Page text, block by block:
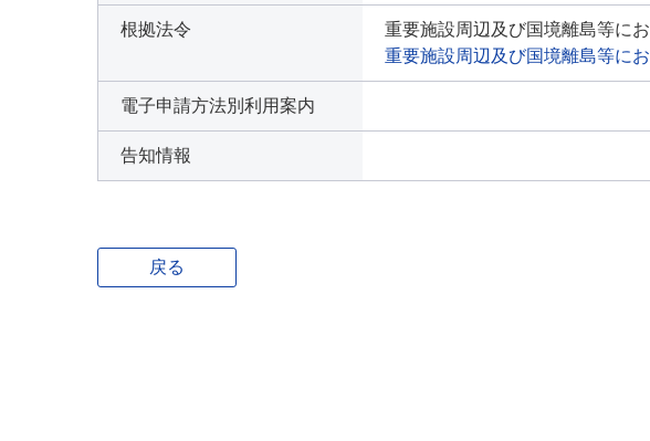
根拠法令
重要施設周辺及び国境離島等に
重要施設周辺及び国境離島等に
電子申請方法別利用案内
告知情報
戻る